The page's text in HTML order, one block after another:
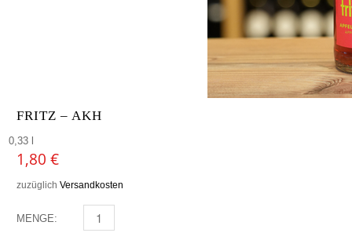
FRITZ – AKH
0,33 l
1,80 €
zuzüglich Versandkosten
MENGE: FRITZ - AKH MENGE